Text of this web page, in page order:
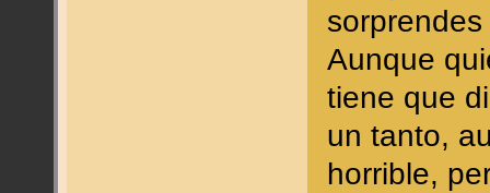
Aunque
tiene que
un tanto,
horrible,